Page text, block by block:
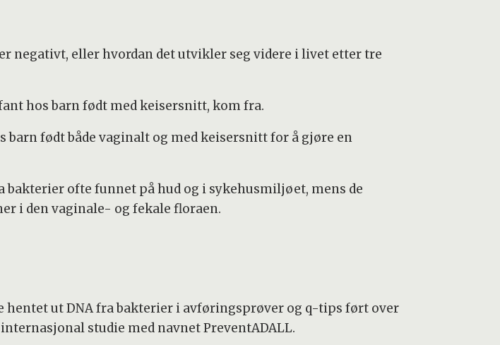
negativt, eller hvordan det utvikler seg videre i livet etter tre
hos barn født med keisersnitt, kom fra.
barn født både vaginalt og med keisersnitt for å gjøre en
ofte funnet på hud og i sykehusmiljøet, mens de
i den vaginale- og fekale floraen.
hentet ut DNA fra bakterier i avføringsprøver og q-tips ført over
studie med navnet PreventADALL.